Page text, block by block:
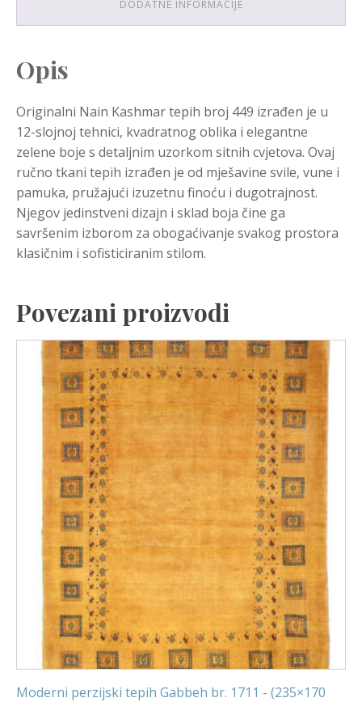
DODATNE INFORMACIJE
Opis
Originalni Nain Kashmar tepih broj 449 izrađen je u
12-slojnoj tehnici, kvadratnog oblika i elegantne
zelene boje s detaljnim uzorkom sitnih cvjetova. Ovaj
ručno tkani tepih izrađen je od mješavine svile, vune i
pamuka, pružajući izuzetnu finoću i dugotrajnost.
Njegov jedinstveni dizajn i sklad boja čine ga
savršenim izborom za obogaćivanje svakog prostora
klasičnim i sofisticiranim stilom.
Povezani proizvodi
Moderni perzijski tepih Gabbeh br. 1711 - (235×170